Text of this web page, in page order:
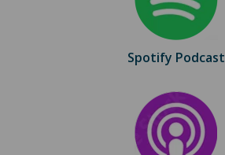
Spotify Podcast